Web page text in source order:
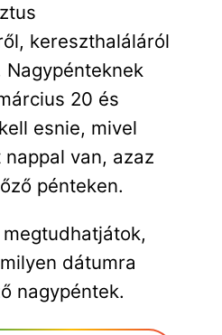
kereszthaláláról
20 és
esnie, mivel
van, azaz
pénteken.
dátumra
nagypéntek.